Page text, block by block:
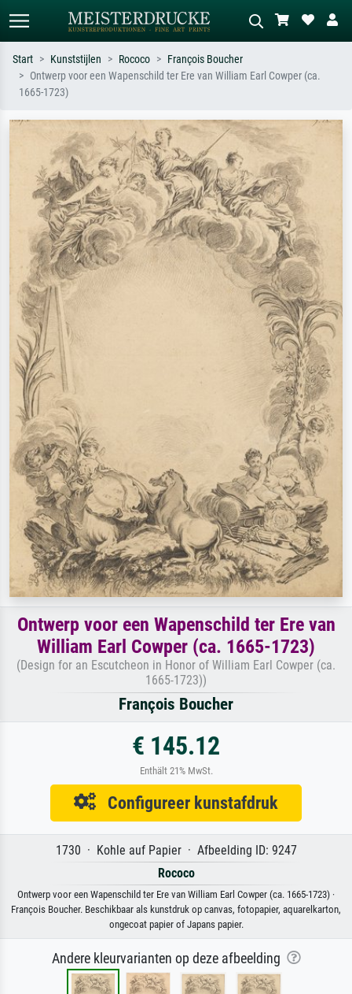
Monet, Sterrennacht, impressionisme,
Hokusai-golf, naakt.
weide, abstract met veel rood, donker
olieverfschilderij, staand naakt naast
een boom.
Start Kunststijlen Rococo
François Boucher
Ontwerp voor een Wapenschild ter Ere van William Earl Cowper (ca.
1665-1723)
Ontwerp voor een Wapenschild ter Ere van
William Earl Cowper (ca. 1665-1723)
(Design for an Escutcheon in Honor of William Earl Cowper (ca.
1665-1723))
François Boucher
€ 145.12
Enthält 21% MwSt.
Configureer kunstafdruk
1730 · Kohle auf Papier · Afbeelding ID: 9247
Rococo
Ontwerp voor een Wapenschild ter Ere van William Earl Cowper (ca. 1665-1723) ·
François Boucher. Beschikbaar als kunstdruk op canvas, fotopapier, aquarelkarton,
ongecoat papier of Japans papier.
Andere kleurvarianten op deze afbeelding